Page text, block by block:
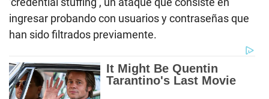
ingresar probando con usuarios y contraseñas que
han sido filtrados previamente.